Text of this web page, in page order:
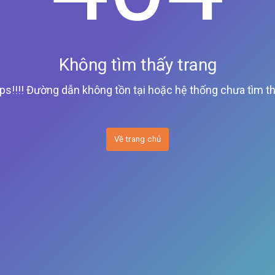
Không tìm thấy trang
Đường dẫn không tồn tại hoặc hệ thống chưa tìm
Về trang chủ